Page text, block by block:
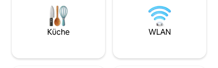
Stühlen,Waschbecken,Ruhebereich,Liegestühle
auf der Wiese. Klima,Küche,Geschirr,
Haartrockner,
Porto Rotondo,
Cervo und 10
entfernt. Der
Minuten entfernt.
Küche WLAN